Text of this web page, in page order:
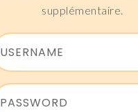
supplémentaire.